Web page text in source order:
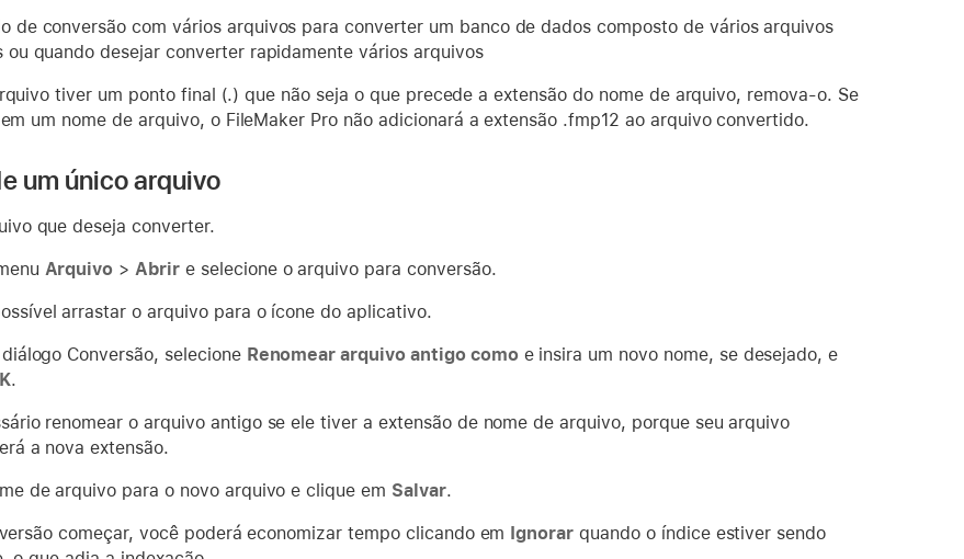
de conversão com vários arquivos para converter um banco de dados composto de vários arquivos
ou quando desejar converter rapidamente vários arquivos
tiver um ponto final (.) que não seja o que precede a extensão do nome de arquivo, remova-o. Se
um nome de arquivo, o FileMaker Pro não adicionará a extensão .fmp12 ao arquivo convertido.
um único arquivo
que deseja converter.
Arquivo >Abrir e selecione o arquivo para conversão.
arrastar o arquivo para o ícone do aplicativo.
Conversão, selecione Renomear arquivo antigo comoe insira um novo nome, se desejado, e
.
renomear o arquivo antigo se ele tiver a extensão de nome de arquivo, porque seu arquivo
a nova extensão.
de arquivo para o novo arquivo e clique em Salvar.
começar, você poderá economizar tempo clicando em Ignorar quando o índice estiver sendo